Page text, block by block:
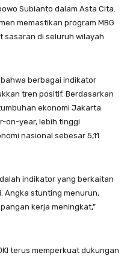
Subianto dalam Asta Cita.
memastikan program MBG
sasaran di seluruh wilayah
berbagai indikator
tren positif. Berdasarkan
ekonomi Jakarta
on-year, lebih tinggi
nasional sebesar 5,11
indikator yang berkaitan
Angka stunting menurun,
kerja meningkat,”
terus memperkuat dukungan